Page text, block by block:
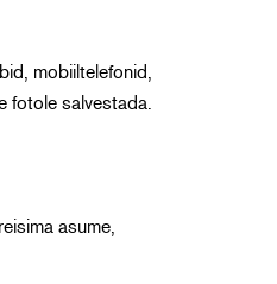
mobiiltelefonid,
fotole salvestada.
asume,